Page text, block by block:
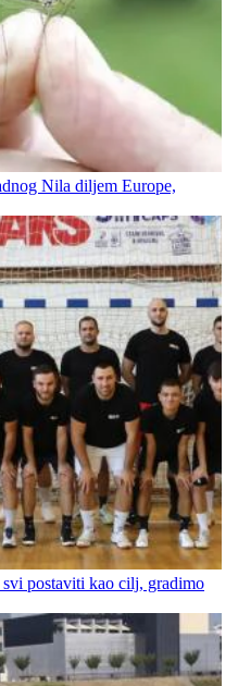
Nila diljem Europe,
postaviti kao cilj, gradimo